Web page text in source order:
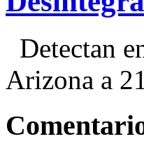
Detectan
Arizona a